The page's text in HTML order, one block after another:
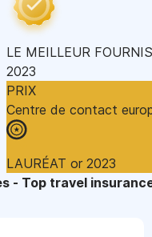
LE MEILLEUR
2023
PRIX
Centre de contact
LAURÉAT or 2023
- Top travel